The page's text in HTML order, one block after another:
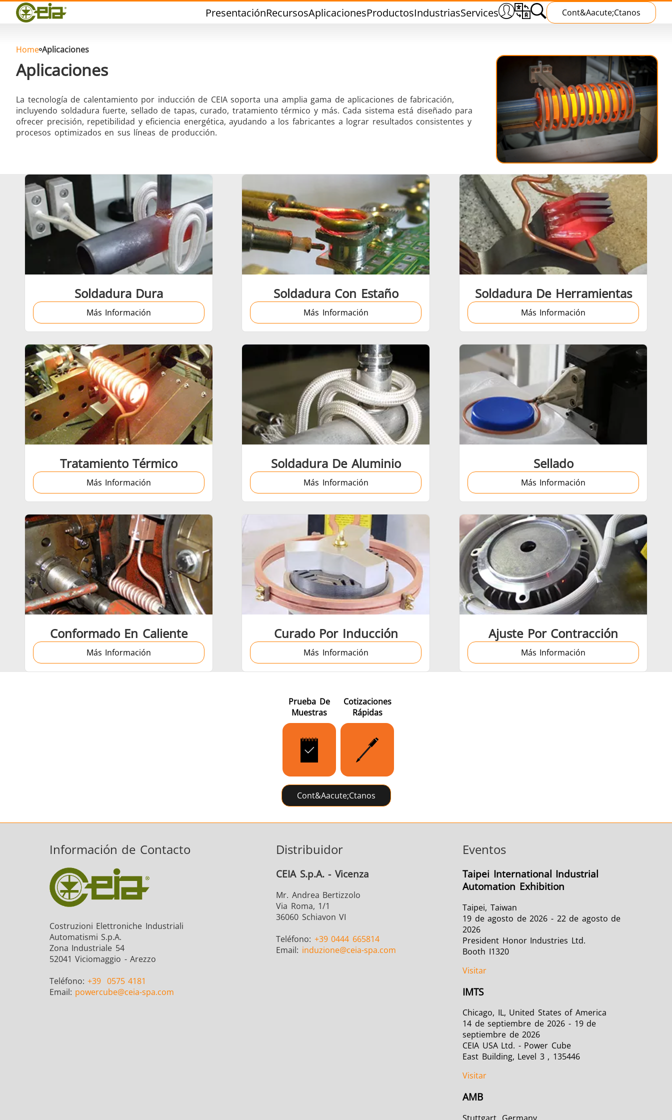
PresentaciónRecursosAplicacionesProductosIndustriasServices Cont&aacute;ctanos
Calidad
Distribuidores
Blog
FAQ
Soldadura dura Soldadura con Estaño Soldadura de Herramientas Tratamiento Térmico
Soldadura de Aluminio Sellado Conformado en caliente Curado por inducción
Ajuste por contracción
Generador y Controlador Generadores Centrales de Control Accesorios
Serie SH Cabezales de calentamiento Bobinas de Inducción
Aeroespacial Automotriz Cable y alambre Data Centers & AI
Energía verde Herramientas metálicas HVAC Médico y farmacéutico
Semiconductor Sujetador Tubo y tubería Vehículos eléctricos
Home Aplicaciones
Aplicaciones
La tecnología de calentamiento por inducción de CEIA soporta una amplia gama de aplicaciones de fabricación,
incluyendo soldadura fuerte, sellado de tapas, curado, tratamiento térmico y más. Cada sistema está diseñado para
ofrecer precisión, repetibilidad y eficiencia energética, ayudando a los fabricantes a lograr resultados consistentes y
procesos optimizados en sus líneas de producción.
Soldadura Dura
Más Información
Soldadura Con Estaño
Más Información
Soldadura De Herramientas
Más Información
Tratamiento Térmico
Más Información
Soldadura De Aluminio
Más Información
Sellado
Más Información
Conformado En Caliente
Más Información
Curado Por Inducción
Más Información
Ajuste Por Contracción
Más Información
Prueba De
Muestras
Cotizaciones
Rápidas
Cont&aacute;ctanos
Información de Contacto
Costruzioni Elettroniche Industriali
Automatismi S.p.A.
Zona Industriale 54
52041 Viciomaggio - Arezzo
Teléfono:+39 0575 4181
Email: powercube@ceia-spa.com
Distribuidor
CEIA S.p.A. - Vicenza
Mr. Andrea Bertizzolo
Via Roma, 1/1
36060 Schiavon VI
Teléfono: +39 0444 665814
Email: induzione@ceia-spa.com
Eventos
Taipei International Industrial
Automation Exhibition
Taipei, Taiwan
19 de agosto de 2026 - 22 de agosto de
2026
President Honor Industries Ltd.
Booth I1320
Visitar
IMTS
Chicago, IL, United States of America
14 de septiembre de 2026 - 19 de
septiembre de 2026
CEIA USA Ltd. - Power Cube
East Building, Level 3 , 135446
Visitar
AMB